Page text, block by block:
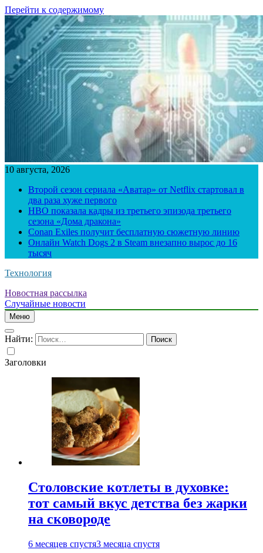
Перейти к содержимому
10 августа, 2026
Второй сезон сериала «Аватар» от Netflix стартовал в
два раза хуже первого
HBO показала кадры из третьего эпизода третьего
сезона «Дома дракона»
Conan Exiles получит бесплатную сюжетную линию
Онлайн Watch Dogs 2 в Steam внезапно вырос до 16
тысяч
Технология
Новостная рассылка
Случайные новости
Меню
Найти:
Заголовки
Столовские котлеты в духовке:
тот самый вкус детства без жарки
на сковороде
6 месяцев спустя3 месяца спустя